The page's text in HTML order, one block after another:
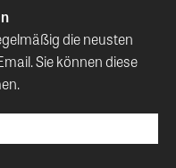
die neusten
Sie können diese